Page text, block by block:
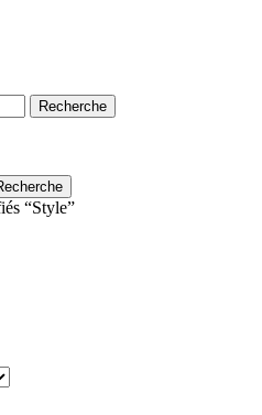
Recherche
“Style”